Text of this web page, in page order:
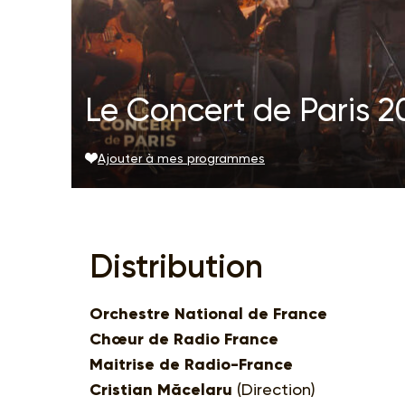
Le Concert de Paris
Ajouter à mes programmes
Distribution
Orchestre National de France
Chœur de Radio France
Maitrise de Radio-France
Cristian Măcelaru (Direction)